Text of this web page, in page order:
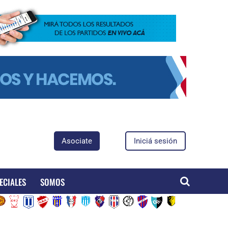
Asociate Iniciá sesión
SOMOS